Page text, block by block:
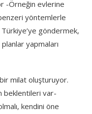
-Örneğin evlerine
yöntemlerle
Türkiye’ye göndermek,
yapmaları
milat oluşturuyor.
beklentileri var-
kendini öne